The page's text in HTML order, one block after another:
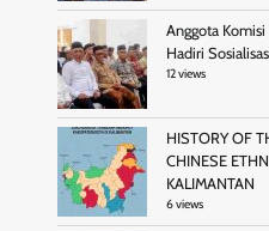
Anggota
Hadiri
12 views
HISTORY OF
CHINESE
KALIMANTAN
6 views